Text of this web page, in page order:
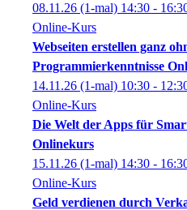
08.11.26 (1-mal) 14:30 -
Online-Kurs
Webseiten erstellen ganz
Programmierkenntnisse
14.11.26 (1-mal) 10:30 -
Online-Kurs
Die Welt der Apps für
Onlinekurs
15.11.26 (1-mal) 14:30 -
Online-Kurs
Geld verdienen durch